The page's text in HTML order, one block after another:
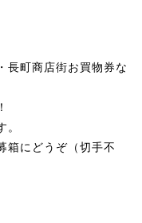
長町商店街お買物券な
。
箱にどうぞ（切手不